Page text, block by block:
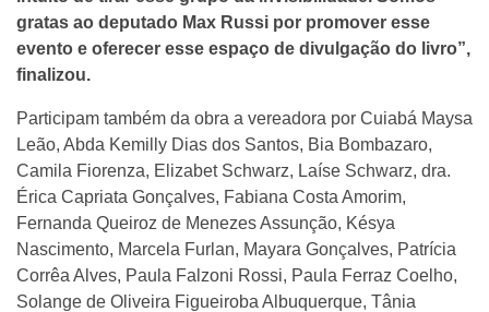
gratas ao deputado Max Russi por promover esse
evento e oferecer esse espaço de divulgação do livro”,
finalizou.
Participam também da obra a vereadora por Cuiabá Maysa
Leão, Abda Kemilly Dias dos Santos, Bia Bombazaro,
Camila Fiorenza, Elizabet Schwarz, Laíse Schwarz, dra.
Érica Capriata Gonçalves, Fabiana Costa Amorim,
Fernanda Queiroz de Menezes Assunção, Késya
Nascimento, Marcela Furlan, Mayara Gonçalves, Patrícia
Corrêa Alves, Paula Falzoni Rossi, Paula Ferraz Coelho,
Solange de Oliveira Figueiroba Albuquerque, Tânia